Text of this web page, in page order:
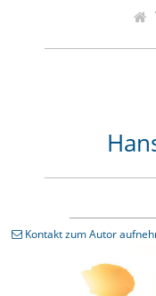
Kontakt zum Autor